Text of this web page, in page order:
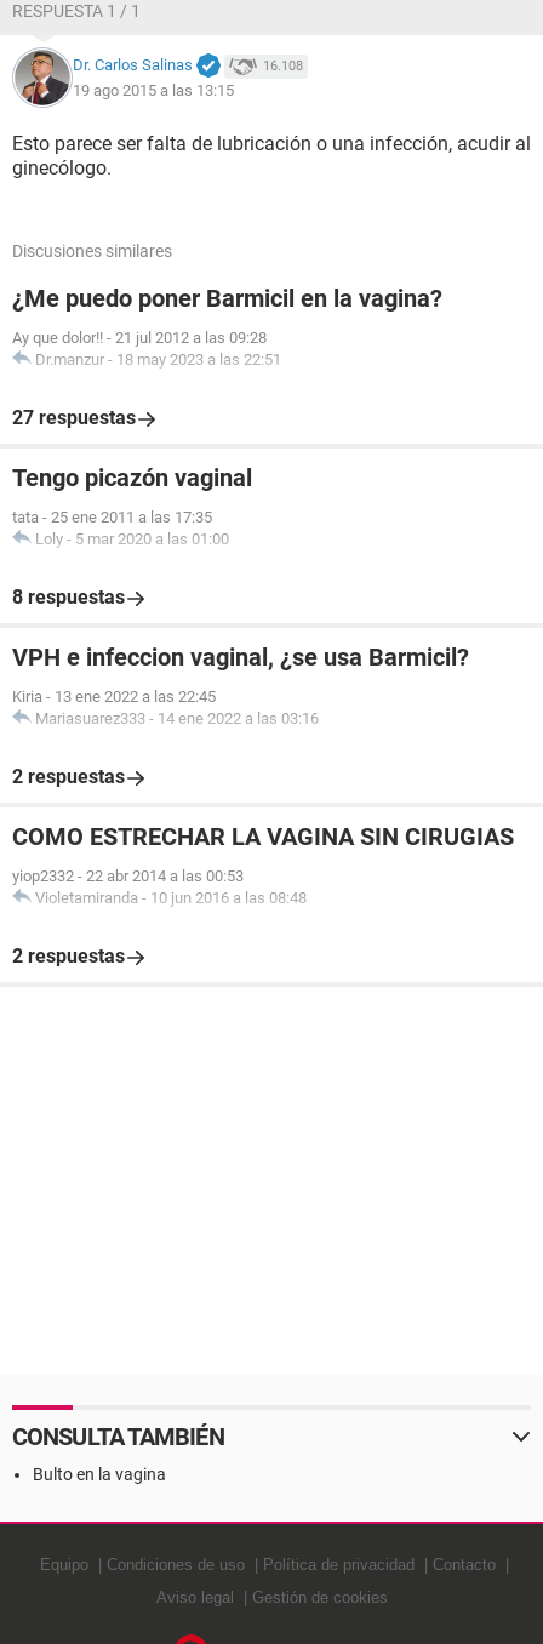
RESPUESTA 1 / 1
Dr. Carlos Salinas 16.108
19 ago 2015 a las 13:15
Esto parece ser falta de lubricación o una infección, acudir al
ginecólogo.
Discusiones similares
¿Me puedo poner Barmicil en la vagina?
Ay que dolor!! - 21 jul 2012 a las 09:28
Dr.manzur - 18 may 2023 a las 22:51
27 respuestas
Tengo picazón vaginal
tata - 25 ene 2011 a las 17:35
Loly - 5 mar 2020 a las 01:00
8 respuestas
VPH e infeccion vaginal, ¿se usa Barmicil?
Kiria - 13 ene 2022 a las 22:45
Mariasuarez333 - 14 ene 2022 a las 03:16
2 respuestas
COMO ESTRECHAR LA VAGINA SIN CIRUGIAS
yiop2332 - 22 abr 2014 a las 00:53
Violetamiranda - 10 jun 2016 a las 08:48
2 respuestas
CONSULTA TAMBIÉN
Bulto en la vagina
Equipo Condiciones de uso Política de privacidad
Contacto
Aviso legal
Gestión de cookies